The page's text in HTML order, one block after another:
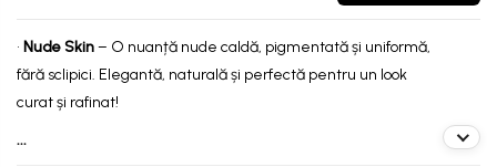
• Nude Skin– O nuanță nude caldă, pigmentată și uniformă,
fără sclipici. Elegantă, naturală și perfectă pentru un look
curat și rafinat!
...